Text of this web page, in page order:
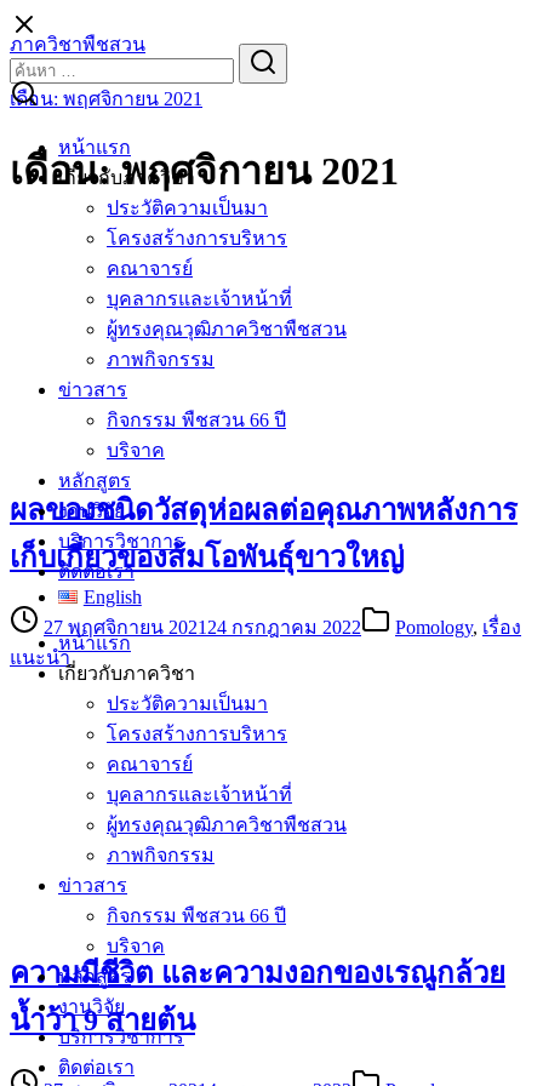
Skip
to
content
ภาควิชาพืชสวน
หน้าแรก
เกี่ยวกับภาควิชา
ประวัติความเป็นมา
โครงสร้างการบริหาร
คณาจารย์
บุคลากรและเจ้าหน้าที่
ผู้ทรงคุณวุฒิภาควิชาพืชสวน
ภาพกิจกรรม
ข่าวสาร
กิจกรรม พืชสวน 66 ปี
บริจาค
หลักสูตร
งานวิจัย
บริการวิชาการ
ติดต่อเรา
English
หน้าแรก
เกี่ยวกับภาควิชา
ประวัติความเป็นมา
โครงสร้างการบริหาร
คณาจารย์
บุคลากรและเจ้าหน้าที่
ผู้ทรงคุณวุฒิภาควิชาพืชสวน
ภาพกิจกรรม
ข่าวสาร
กิจกรรม พืชสวน 66 ปี
บริจาค
หลักสูตร
งานวิจัย
บริการวิชาการ
ติดต่อเรา
Search
for:
เดือน: พฤศจิกายน 2021
เดือน:พฤศจิกายน 2021
ผลของชนิดวัสดุห่อผลต่อคุณภาพหลังการ
เก็บเกี่ยวของส้มโอพันธุ์ขาวใหญ่
27 พฤศจิกายน 2021 24 กรกฎาคม 2022 Pomology, เรื่อง
แนะนำ
ความมีชีวิต และความงอกของเรณูกล้วย
น้ำว้า 9 สายต้น